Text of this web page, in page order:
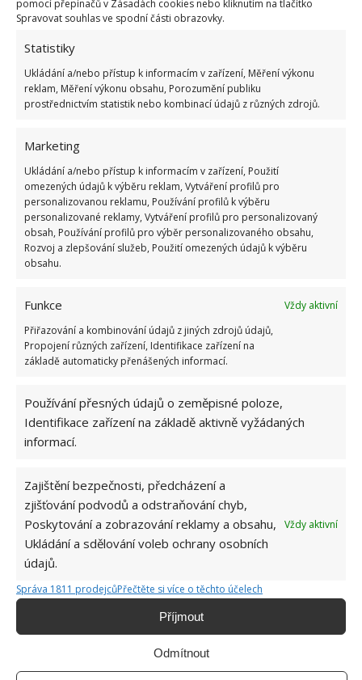
pomocí přepínačů v Zásadách cookies nebo kliknutím na tlačítko
Spravovat souhlas ve spodní části obrazovky.
Statistiky
Ukládání a/nebo přístup k informacím v zařízení, Měření výkonu
reklam, Měření výkonu obsahu, Porozumění publiku
prostřednictvím statistik nebo kombinací údajů z různých zdrojů.
Marketing
Ukládání a/nebo přístup k informacím v zařízení, Použití
omezených údajů k výběru reklam, Vytváření profilů pro
personalizovanou reklamu, Používání profilů k výběru
personalizované reklamy, Vytváření profilů pro personalizovaný
obsah, Používání profilů pro výběr personalizovaného obsahu,
Rozvoj a zlepšování služeb, Použití omezených údajů k výběru
obsahu.
Funkce
Vždy aktivní
Přiřazování a kombinování údajů z jiných zdrojů údajů,
Propojení různých zařízení, Identifikace zařízení na
základě automaticky přenášených informací.
Používání přesných údajů o zeměpisné poloze,
Identifikace zařízení na základě aktivně vyžádaných
informací.
Zajištění bezpečnosti, předcházení a
zjišťování podvodů a odstraňování chyb,
Poskytování a zobrazování reklamy a obsahu,
Ukládání a sdělování voleb ochrany osobních
údajů.
Vždy aktivní
Správa 1811 prodejcůPřečtěte si více o těchto účelech
Příjmout
Odmítnout
láká na velmi povedenou kombinaci kamenných
stěn, která byla doplněna stylově vypadajícím
dřevem, ze kterého jsou vyrobeny klíčové prvky,
včetně nábytku. Vše vypadá velmi originálně a také
dokonale sladěně.
Ptáte se také na možnost udržení správné teploty?
Během léta je díky kamenným stěnám uvnitř
nutnosti jakékoliv klimatizace. A jak je to v zimě?
Stačí zatopit v krbových kamnech a užívat si jak
tepla, tak i mihotavých plamenů, které oheň
produkuje. A k tomu poslouchat příjemné praskání.